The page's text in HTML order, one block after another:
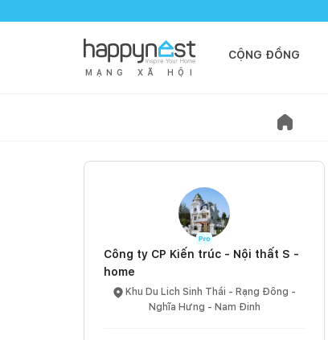
M Ạ N G X Ã H Ộ I
CỘNG ĐỒNG
Công ty CP Kiến trúc - Nội thất S -
home
Khu Du Lich Sinh Thái - Rạng Đông -
Nghĩa Hưng - Nam Đinh